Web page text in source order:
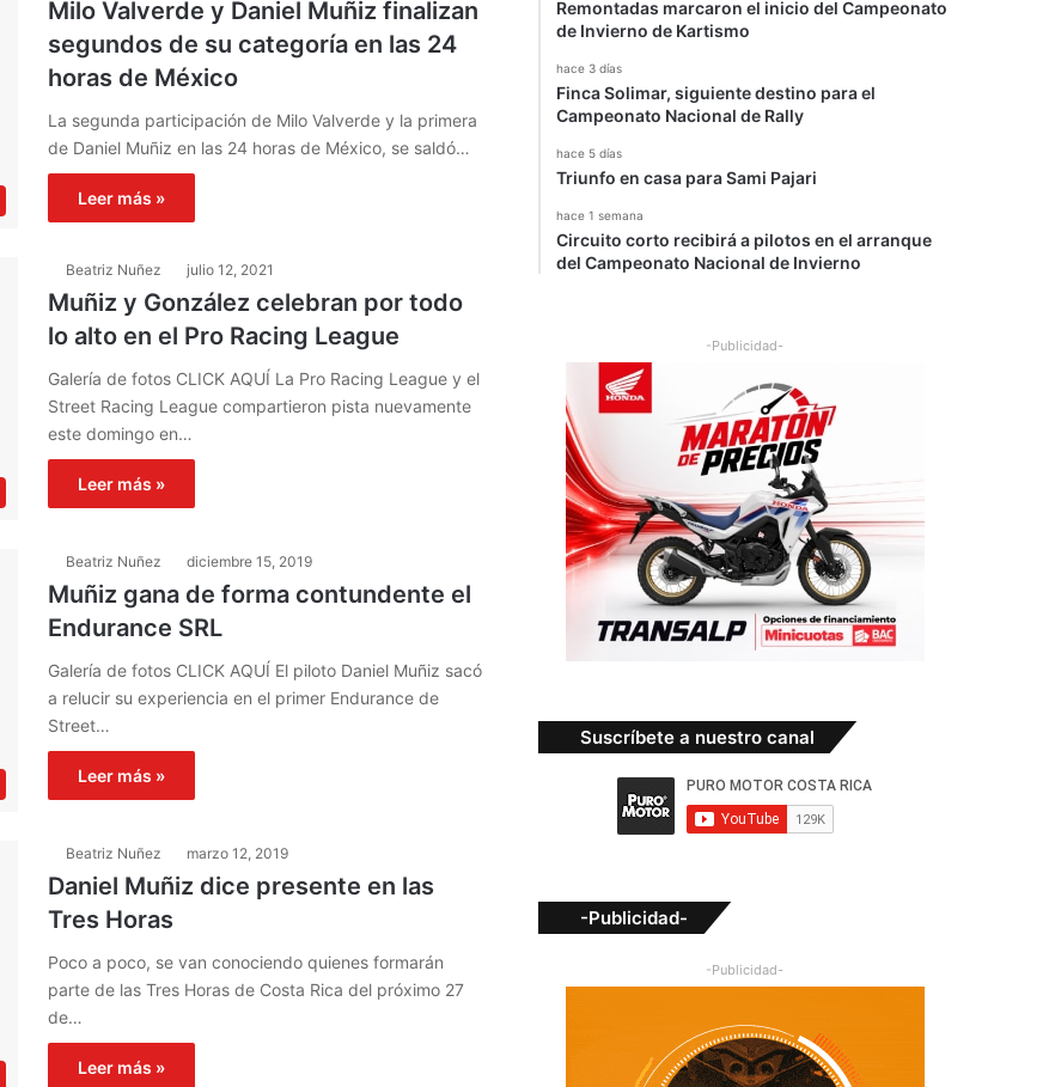
Milo Valverde y Daniel Muñiz finalizan
segundos de su categoría en las 24
horas de México
La segunda participación de Milo Valverde y la primera
de Daniel Muñiz en las 24 horas de México, se saldó…
Leer más »
Beatriz Nuñez julio 12, 2021
Muñiz y González celebran por todo
lo alto en el Pro Racing League
Galería de fotos CLICK AQUÍ La Pro Racing League y el
Street Racing League compartieron pista nuevamente
este domingo en…
Leer más »
Beatriz Nuñez diciembre 15, 2019
Muñiz gana de forma contundente el
Endurance SRL
Galería de fotos CLICK AQUÍ El piloto Daniel Muñiz sacó
a relucir su experiencia en el primer Endurance de
Street…
Leer más »
Beatriz Nuñez marzo 12, 2019
Daniel Muñiz dice presente en las
Tres Horas
Poco a poco, se van conociendo quienes formarán
parte de las Tres Horas de Costa Rica del próximo 27
de…
Leer más »
Remontadas marcaron el inicio del Campeonato
de Invierno de Kartismo
hace 3 días
Finca Solimar, siguiente destino para el
Campeonato Nacional de Rally
hace 5 días
Triunfo en casa para Sami Pajari
hace 1 semana
Circuito corto recibirá a pilotos en el arranque
del Campeonato Nacional de Invierno
-Publicidad-
Suscríbete a nuestro canal
-Publicidad-
-Publicidad-